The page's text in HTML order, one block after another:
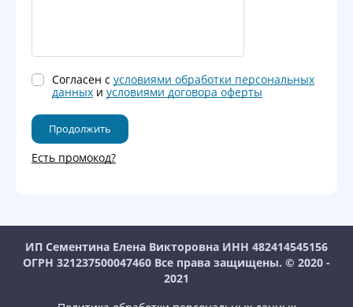
Согласен с условиями обработки персональных
данных и условиями договора оферты
Есть промокод?
ИП Сементина Елена Викторовна ИНН 482414545156
ОГРН 321237500047460 Все права защищены. © 2020 -
2021